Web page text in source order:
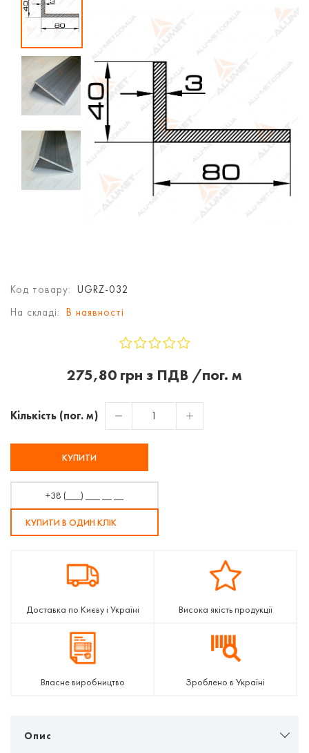
Код товару: UGRZ-032
На складі: В наявності
275,80 грн з ПДВ /пог. м
Кількість (пог. м)
КУПИТИ
КУПИТИ В ОДИН КЛІК
Доставка по Києву і Україні Висока якість продукції
Власне виробництво Зроблено в Україні
Опис